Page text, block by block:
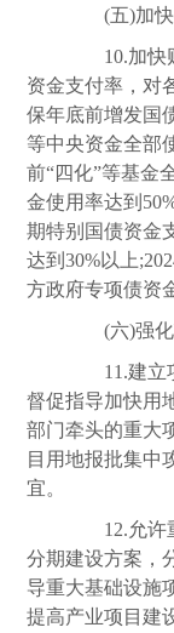
(五)加快
10.加快财
资金支付率，对
保年底前增发国
等中央资金全部
前“四化”等基金
金使用率达到
期特别国债资金
达到30%以上
方政府专项债资
(六)强化
11.建立项
督促指导加快用
部门牵头的重大
目用地报批集中
宜。
12.允许重
分期建设方案，
导重大基础设施
提高产业项目建